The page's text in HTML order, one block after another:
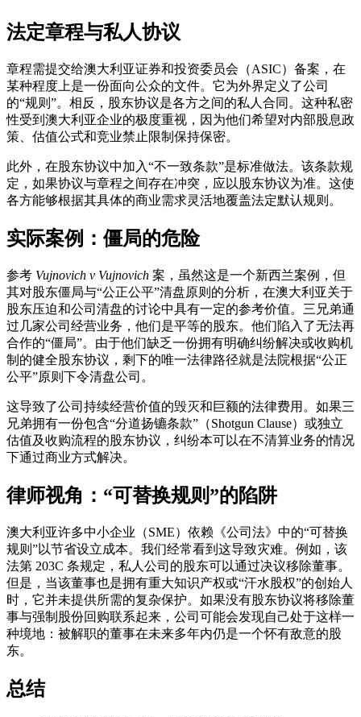
法定章程与私人协议
章程需提交给澳大利亚证券和投资委员会（ASIC）备案，在
某种程度上是一份面向公众的文件。它为外界定义了公司
的“规则”。相反，股东协议是各方之间的私人合同。这种私密
性受到澳大利亚企业的极度重视，因为他们希望对内部股息政
策、估值公式和竞业禁止限制保持保密。
此外，在股东协议中加入“不一致条款”是标准做法。该条款规
定，如果协议与章程之间存在冲突，应以股东协议为准。这使
各方能够根据其具体的商业需求灵活地覆盖法定默认规则。
实际案例：僵局的危险
参考 Vujnovich v Vujnovich 案，虽然这是一个新西兰案例，但
其对股东僵局与“公正公平”清盘原则的分析，在澳大利亚关于
股东压迫和公司清盘的讨论中具有一定的参考价值。三兄弟通
过几家公司经营业务，他们是平等的股东。他们陷入了无法再
合作的“僵局”。由于他们缺乏一份拥有明确纠纷解决或收购机
制的健全股东协议，剩下的唯一法律路径就是法院根据“公正
公平”原则下令清盘公司。
这导致了公司持续经营价值的毁灭和巨额的法律费用。如果三
兄弟拥有一份包含“分道扬镳条款”（Shotgun Clause）或独立
估值及收购流程的股东协议，纠纷本可以在不清算业务的情况
下通过商业方式解决。
律师视角：“可替换规则”的陷阱
澳大利亚许多中小企业（SME）依赖《公司法》中的“可替换
规则”以节省设立成本。我们经常看到这导致灾难。例如，该
法第 203C 条规定，私人公司的股东可以通过决议移除董事。
但是，当该董事也是拥有重大知识产权或“汗水股权”的创始人
时，它并未提供所需的复杂保护。如果没有股东协议将移除董
事与强制股份回购联系起来，公司可能会发现自己处于这样一
种境地：被解职的董事在未来多年内仍是一个怀有敌意的股
东。
总结